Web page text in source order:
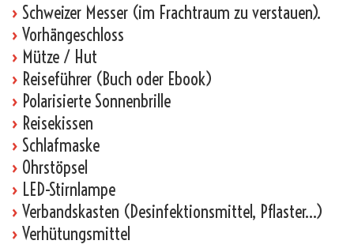
› Schweizer Messer (im Frachtraum zu verstauen).
› Vorhängeschloss
› Mütze / Hut
› Reiseführer (Buch oder Ebook)
› Polarisierte Sonnenbrille
› Reisekissen
› Schlafmaske
› Ohrstöpsel
› LED-Stirnlampe
› Verbandskasten (Desinfektionsmittel, Pflaster…)
› Verhütungsmittel